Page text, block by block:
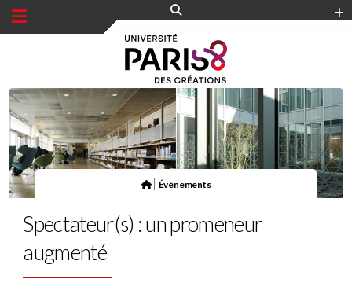
Événements
Spectateur(s) : un promeneur
augmenté
Panneau de gestion des cookies